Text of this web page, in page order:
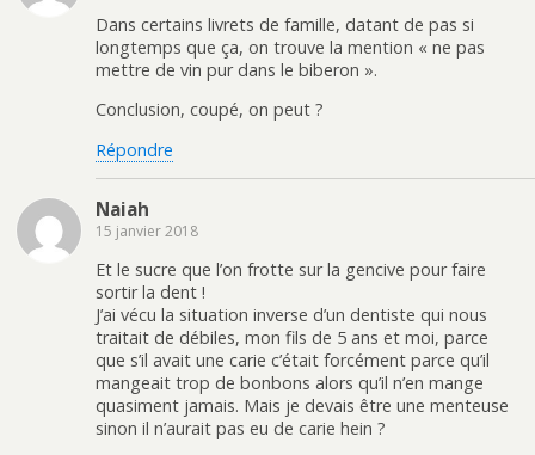
Dans certains livrets de famille, datant de pas si
longtemps que ça, on trouve la mention « ne pas
mettre de vin pur dans le biberon ».
Conclusion, coupé, on peut ?
Répondre
Naiah
15 janvier 2018
Et le sucre que l’on frotte sur la gencive pour faire
sortir la dent !
J’ai vécu la situation inverse d’un dentiste qui nous
traitait de débiles, mon fils de 5 ans et moi, parce
que s’il avait une carie c’était forcément parce qu’il
mangeait trop de bonbons alors qu’il n’en mange
quasiment jamais. Mais je devais être une menteuse
sinon il n’aurait pas eu de carie hein ?